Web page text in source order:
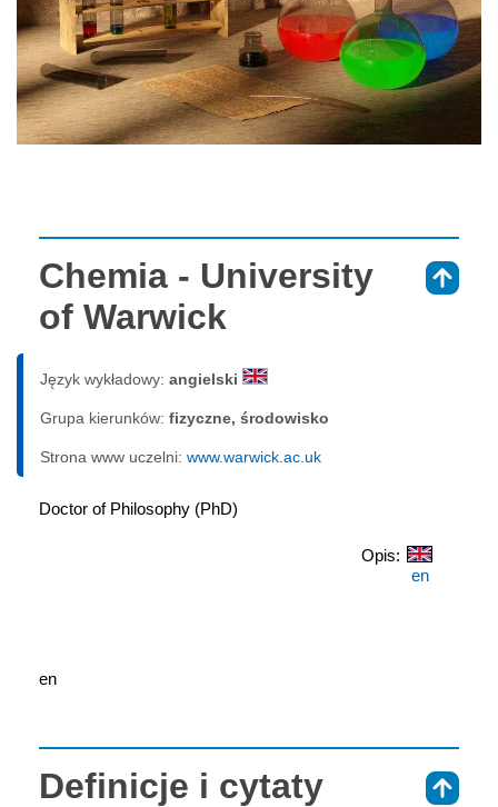
Chemia - University
of Warwick
Język wykładowy: angielski
Grupa kierunków: fizyczne, środowisko
Strona www uczelni: www.warwick.ac.uk
Doctor of Philosophy (PhD)
Opis:
en
en
Definicje i cytaty